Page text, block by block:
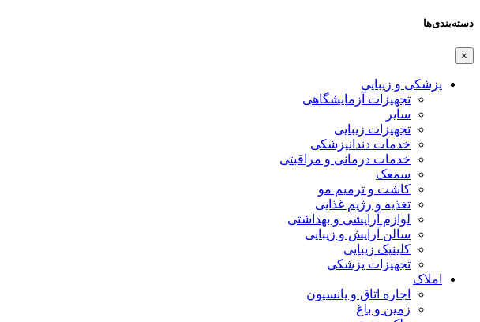
دسته‌بندی‌ها
×
پزشکی و زیبایی
تجهیزات آزمایشگاهی
سایر
تجهیزات زیبایی
خدمات دندانپزشکی
خدمات درمانی و مراقبتی
سمعک
کاشت و ترمیم مو
تغذیه و رژیم غذایی
لوازم آرایشی و بهداشتی
سالن آرایش و زیبایی
کلینیک زیبایی
تجهیزات پزشکی
املاک
اجاره اتاق و پانسیون
زمین و باغ